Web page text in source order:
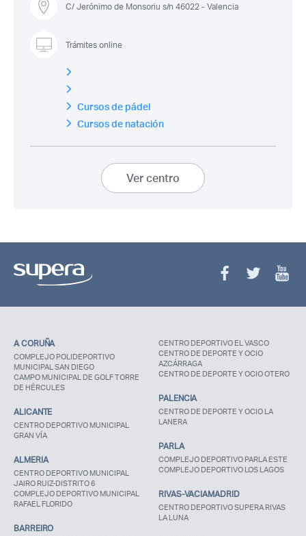
Acceso socios
¿Ya eres socio pero no
contraseña?
C/ Jerónimo de Monsoriu s/n 46022 - Valencia
Trámites online
Cursos de pádel
Cursos de natación
Ver centro
A CORUÑA
COMPLEJO POLIDEPORTIVO
MUNICIPAL SAN DIEGO
CAMPO MUNICIPAL DE GOLF TORRE
DE HÉRCULES
ALICANTE
CENTRO DEPORTIVO MUNICIPAL
GRAN VÍA
ALMERIA
CENTRO DEPORTIVO MUNICIPAL
JAIRO RUIZ-DISTRITO 6
COMPLEJO DEPORTIVO MUNICIPAL
RAFAEL FLORIDO
BARREIRO
CENTRO DEPORTIVO EL VASCO
CENTRO DE DEPORTE Y OCIO
AZCÁRRAGA
CENTRO DE DEPORTE Y OCIO OTERO
PALENCIA
CENTRO DE DEPORTE Y OCIO LA
LANERA
PARLA
COMPLEJO DEPORTIVO PARLA ESTE
COMPLEJO DEPORTIVO LOS LAGOS
RIVAS-VACIAMADRID
CENTRO DEPORTIVO SUPERA RIVAS
LA LUNA